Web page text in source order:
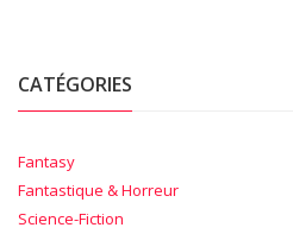
CATÉGORIES
Fantasy
Fantastique & Horreur
Science-Fiction